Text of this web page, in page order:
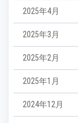
2025年4月
2025年3月
2025年2月
2025年1月
2024年12月